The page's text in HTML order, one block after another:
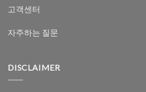
고객센터
자주하는 질문
DISCLAIMER